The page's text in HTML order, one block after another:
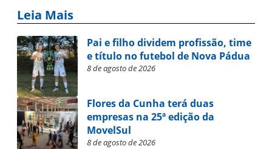
Leia Mais
Pai e filho dividem profissão, time
e título no futebol de Nova Pádua
8 de agosto de 2026
Flores da Cunha terá duas
empresas na 25ª edição da
MovelSul
8 de agosto de 2026